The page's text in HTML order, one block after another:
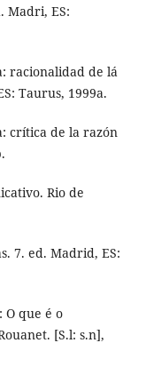
Madri, ES:
racionalidad de lá
Taurus, 1999a.
crítica de la razón
Rio de
7. ed. Madrid, ES:
O que é o
[S.l: s.n],